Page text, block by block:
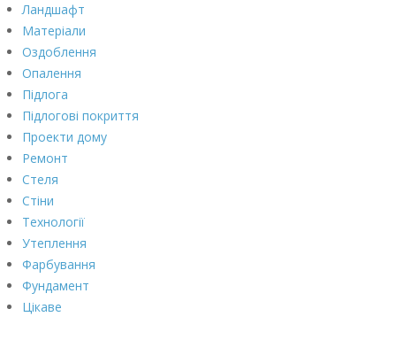
Ландшафт
Матеріали
Оздоблення
Опалення
Підлога
Підлогові покриття
Проекти дому
Ремонт
Стеля
Стіни
Технології
Утеплення
Фарбування
Фундамент
Цікаве